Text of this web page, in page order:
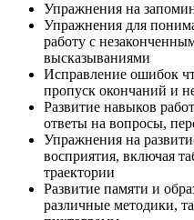
Упражнения на
Упражнения для
работу с
высказываниями
Исправление ошибок
пропуск окончаний и
Развитие навыков
ответы на вопросы,
Упражнения на
восприятия, включая
траектории
Развитие памяти и
различные методики,